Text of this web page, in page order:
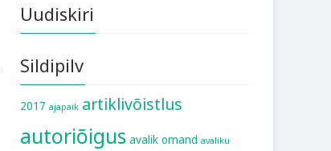
Uudiskiri
Sildipilv
2017 ajapaik artiklivõistlus
autoriõigus avalik omand avaliku